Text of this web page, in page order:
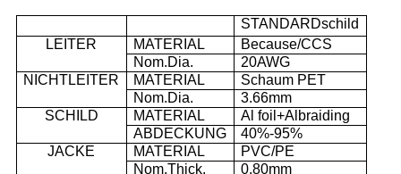
STANDARDschild
LEITER
MATERIAL
Because/CCS
Nom.Dia.
20AWG
NICHTLEITER
MATERIAL
Schaum PET
Nom.Dia.
3.66mm
SCHILD
MATERIAL
Al foil+Albraiding
ABDECKUNG
40%-95%
JACKE
MATERIAL
PVC/PE
Nom.Thick.
0.80mm